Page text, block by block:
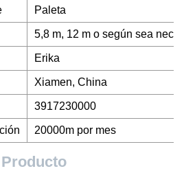
Paleta
5,8 m, 12 m o según sea
Erika
Xiamen, China
3917230000
20000m por mes